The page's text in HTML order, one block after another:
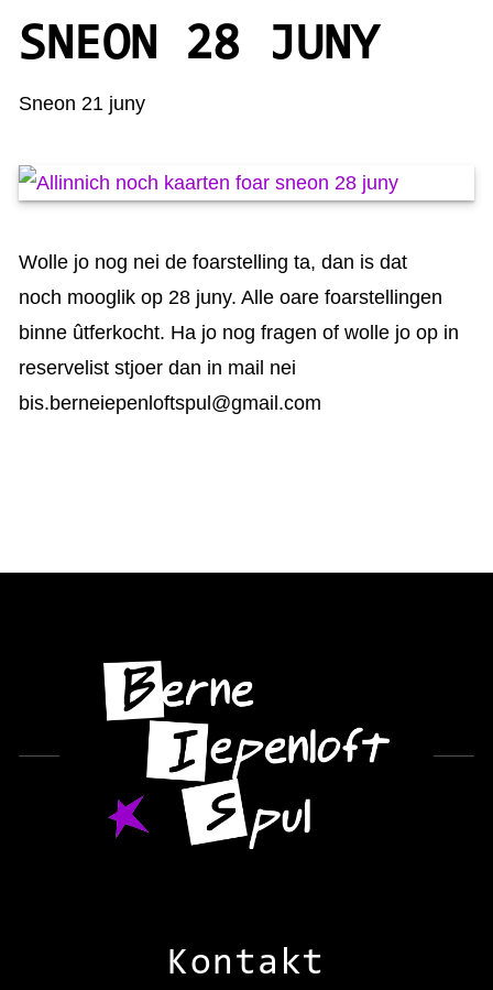
SNEON 28 JUNY
Sneon 21 juny
Wolle jo nog nei de foarstelling ta, dan is dat
noch mooglik op 28 juny. Alle oare foarstellingen
binne ûtferkocht. Ha jo nog fragen of wolle jo op in
reservelist stjoer dan in mail nei
bis.berneiepenloftspul@gmail.com
Kontakt